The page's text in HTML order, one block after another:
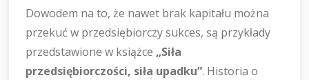
Dowodem na to, że nawet brak kapitału można
przekuć w przedsiębiorczy sukces, są przykłady
przedstawione w książce „Siła
przedsiębiorczości, siła upadku”. Historia o